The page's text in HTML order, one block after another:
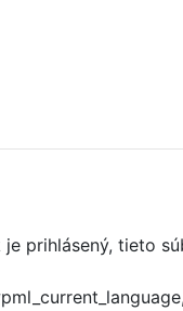
prihlásený, tieto